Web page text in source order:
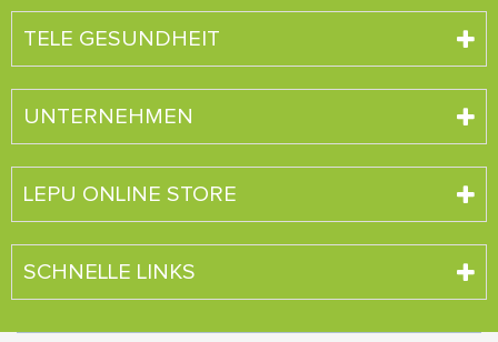
TELE GESUNDHEIT
UNTERNEHMEN
LEPU ONLINE STORE
SCHNELLE LINKS